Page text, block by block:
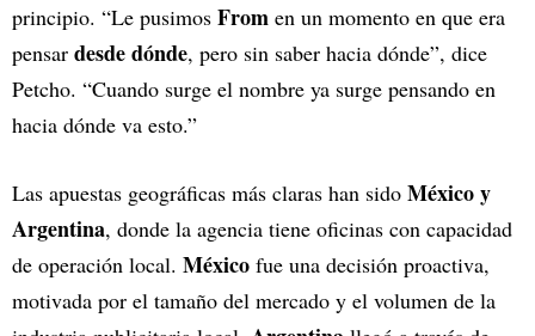
principio. “Le pusimos From en un momento en que era
pensar desde dónde, pero sin saber hacia dónde”, dice
Petcho. “Cuando surge el nombre ya surge pensando en
hacia dónde va esto.”
Las apuestas geográficas más claras han sido México y
Argentina, donde la agencia tiene oficinas con capacidad
de operación local. México fue una decisión proactiva,
motivada por el tamaño del mercado y el volumen de la